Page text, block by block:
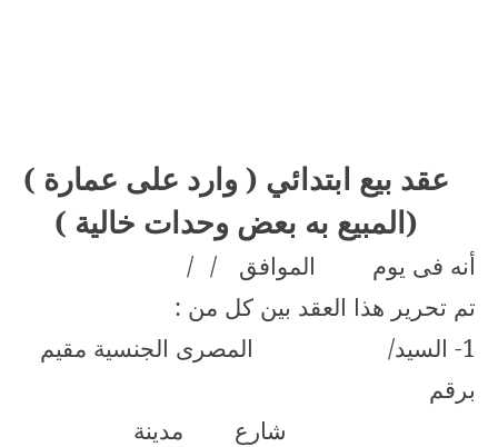
عقد بيع ابتدائي ( وارد على عمارة )
(المبيع به بعض وحدات خالية )
أنه فى يوم الموافق /
/
تم تحرير هذا العقد بين كل من :
1- السيد/
المصرى الجنسية مقيم
برقم
شارع
مدينة